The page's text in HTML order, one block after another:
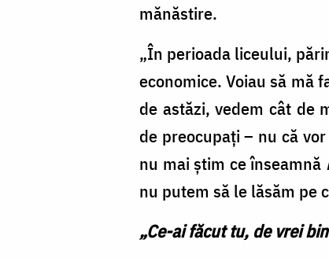
mănăstire.
„În perioada liceului,
economice. Voiau să mă
de astăzi, vedem cât de
de preocupați – nu că
nu mai știm ce înseamnă
nu putem să le lăsăm pe
„Ce-ai făcut tu, de vrei